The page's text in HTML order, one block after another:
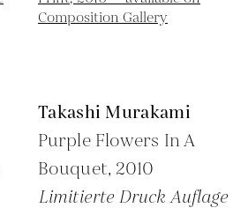
Takashi Murakami
Purple Flowers In A
Bouquet, 2010
Limitierte Druck Auflage